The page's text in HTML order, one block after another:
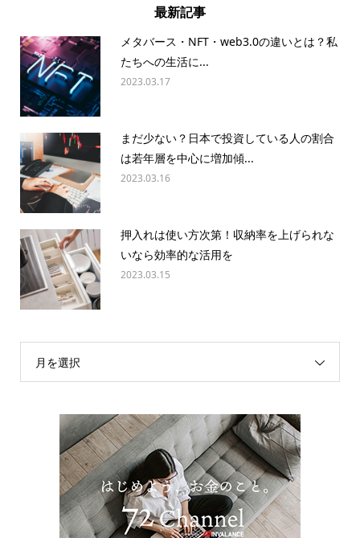
最新記事
メタバース・NFT・web3.0の違いとは？私
たちへの生活に...
2023.03.17
まだ少ない？日本で投資している人の割合
は若年層を中心に増加傾...
2023.03.16
押入れは使い方次第！収納率を上げられな
いなら効率的な活用を
2023.03.15
月を選択